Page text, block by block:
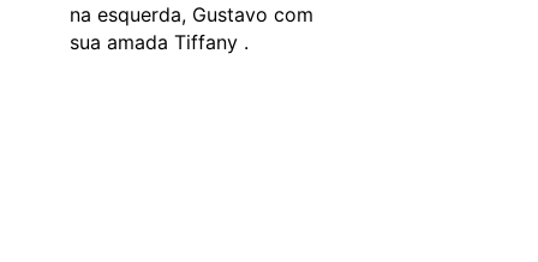
na esquerda, Gustavo com
sua amada Tiffany .